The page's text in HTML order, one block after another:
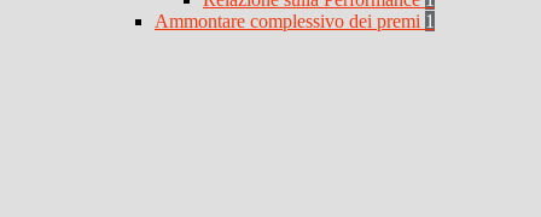
Ammontare complessivo dei premi 1